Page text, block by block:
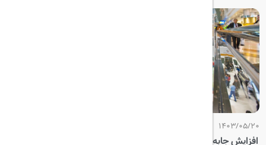
1403/05/20
افزایش جابه‌جایی مسافران فرودگاه دبی